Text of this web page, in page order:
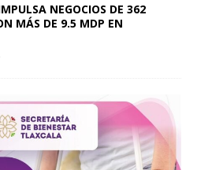
NEGOCIOS DE 362
MÁS DE 9.5 MDP EN